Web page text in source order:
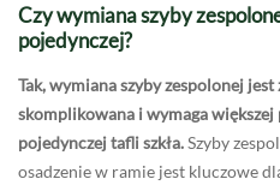
Czy wymiana szyby
pojedynczej?
Tak, wymiana szyby zespolonej
skomplikowana i wymaga
pojedynczej tafli szkła.Szyby
osadzenie w ramie jest kluczowe